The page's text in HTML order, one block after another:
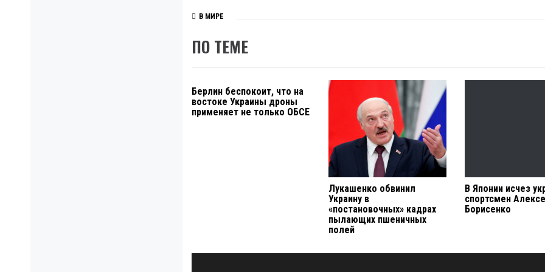
В МИРЕ
ПО ТЕМЕ
Берлин беспокоит, что на
востоке Украины дроны
применяет не только ОБСЕ
Лукашенко обвинил
Украину в
«постановочных» кадрах
пылающих пшеничных
полей
В Японии исчез
спортсмен
Борисенко
Навигация